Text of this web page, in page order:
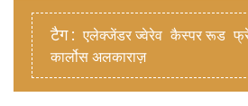
टैग : एलेक्जेंडर ज्वेरेव कैस्पर रूड
कार्लोस अलकाराज़